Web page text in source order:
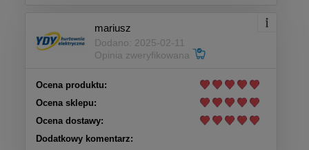
mariusz
Dodano: 2025-02-11
Opinia zweryfikowana
Ocena produktu:
Ocena sklepu:
Ocena dostawy:
Dodatkowy komentarz: